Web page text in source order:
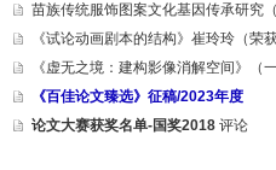
苗族传统服饰图案文化基因传承研究
《试论动画剧本的结构》崔玲玲（荣
《虚无之境：建构影像消解空间》（
《百佳论文臻选》征稿/2023年度
论文大赛获奖名单-国奖2018 评论